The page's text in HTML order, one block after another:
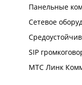
Панельные
Сетевое
SIP
МТС Линк